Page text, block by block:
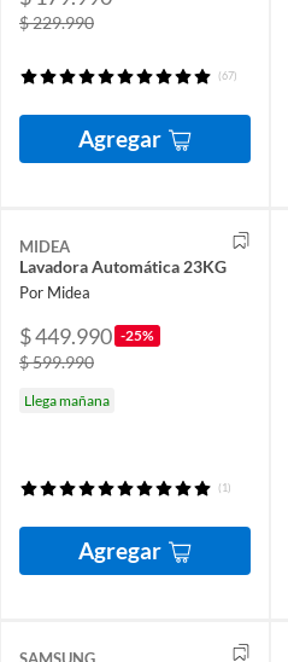
$ 229.990
(67)
Agregar
MIDEA
Lavadora Automática 23KG
Por Midea
$ 449.990 -25%
$ 599.990
Llega mañana
(1)
Agregar